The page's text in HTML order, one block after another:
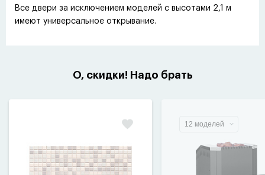
Все двери за исключением моделей с высотами 2,1 м
имеют универсальное открывание.
О, скидки! Надо брать
12 моделей